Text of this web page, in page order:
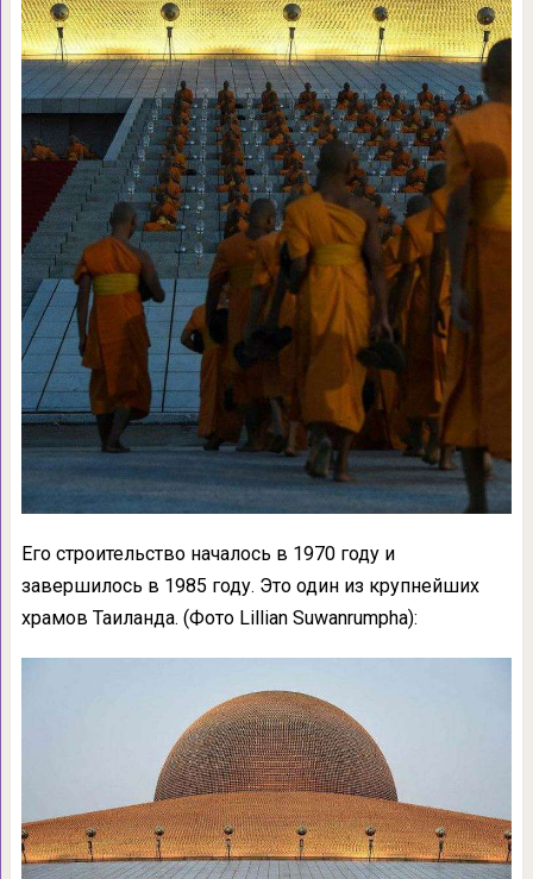
Его строительство началось в 1970 году и
завершилось в 1985 году. Это один из крупнейших
храмов Таиланда. (Фото Lillian Suwanrumpha):